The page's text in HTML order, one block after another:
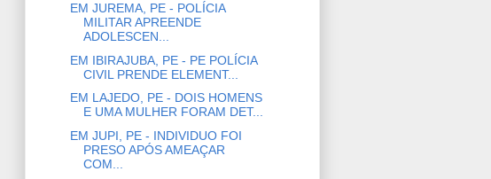
EM JUREMA, PE - POLÍCIA
MILITAR APREENDE
ADOLESCEN...
EM IBIRAJUBA, PE - PE POLÍCIA
CIVIL PRENDE ELEMENT...
EM LAJEDO, PE - DOIS HOMENS
E UMA MULHER FORAM DET...
EM JUPI, PE - INDIVIDUO FOI
PRESO APÓS AMEAÇAR
COM...